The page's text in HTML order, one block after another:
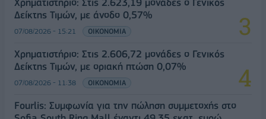
Δείκτης Τιμών, με άνοδο 0,57%
07/08/2026 - 15:21 ΟΙΚΟΝΟΜΙΑ
Χρηματιστήριο: Στις 2.606,72 μονάδες ο Γενικός
Δείκτης Τιμών, με οριακή πτώση 0,07%
07/08/2026 - 11:38 ΟΙΚΟΝΟΜΙΑ
Fourlis: Συμφωνία για την πώληση συμμετοχής στο